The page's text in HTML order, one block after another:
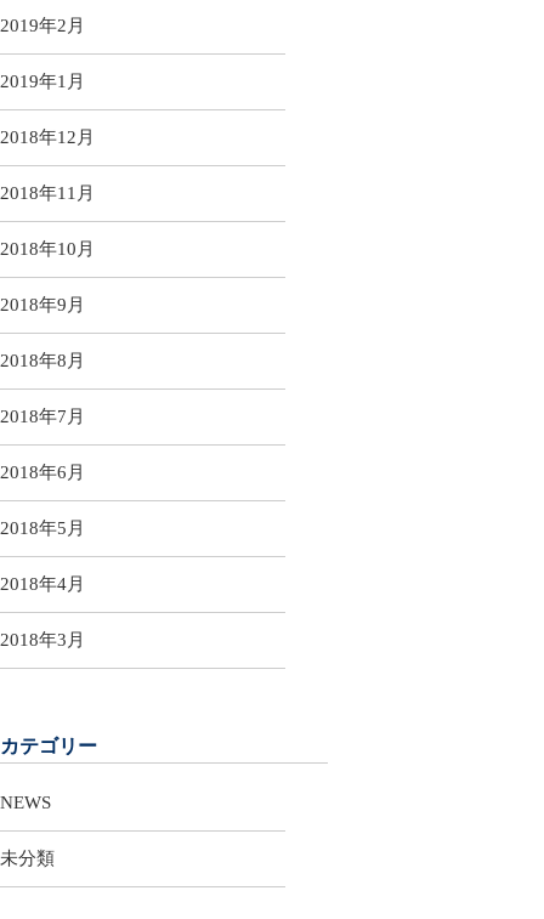
2019年2月
2019年1月
2018年12月
2018年11月
2018年10月
2018年9月
2018年8月
2018年7月
2018年6月
2018年5月
2018年4月
2018年3月
カテゴリー
NEWS
未分類